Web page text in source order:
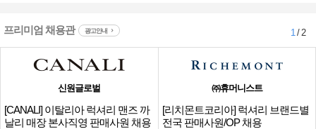
프리미엄 채용관 광고안내 1/ 2
신원글로벌
[CANALI] 이탈리아 럭셔리 맨즈 까
날리 매장 본사직영 판매사원 채용
㈜휴머니스트
[리치몬트코리아] 럭셔리 브랜드별
전국 판매사원/OP 채용